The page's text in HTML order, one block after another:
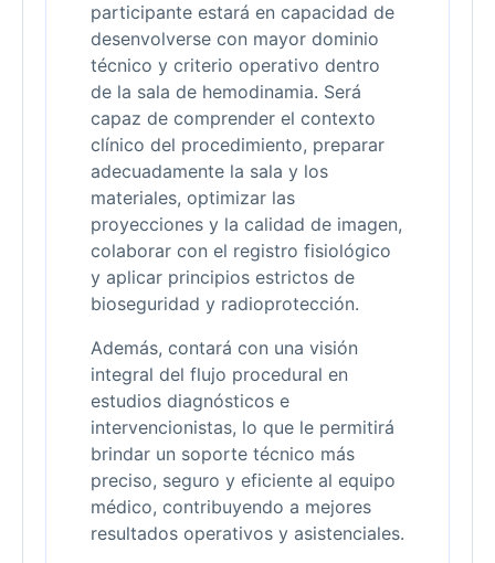
participante estará en capacidad de
desenvolverse con mayor dominio
técnico y criterio operativo dentro
de la sala de hemodinamia. Será
capaz de comprender el contexto
clínico del procedimiento, preparar
adecuadamente la sala y los
materiales, optimizar las
proyecciones y la calidad de imagen,
colaborar con el registro fisiológico
y aplicar principios estrictos de
bioseguridad y radioprotección.
Además, contará con una visión
integral del flujo procedural en
estudios diagnósticos e
intervencionistas, lo que le permitirá
brindar un soporte técnico más
preciso, seguro y eficiente al equipo
médico, contribuyendo a mejores
resultados operativos y asistenciales.